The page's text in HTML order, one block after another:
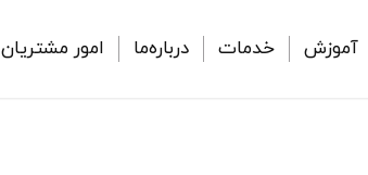
آموزش خدمات درباره‌ما امور مشتریان